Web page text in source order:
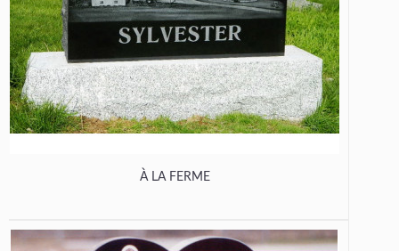
À LA FERME